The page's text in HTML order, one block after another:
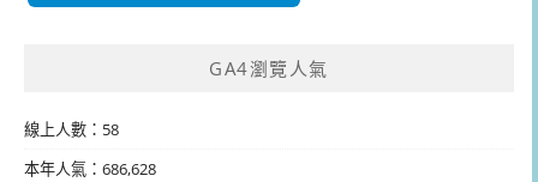
GA4瀏覽人氣
線上人數：58
本年人氣：686,628